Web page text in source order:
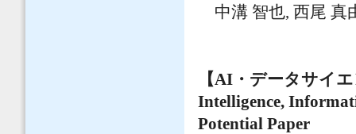
中溝 智也, 西尾 真
【AI・データサイ
Intelligence,
Potential Paper